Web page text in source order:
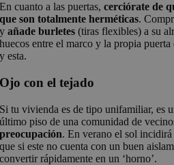
En cuanto a las puertas,cerciórate de
que son totalmente herméticas.
yañade burletes (tiras flexibles) a su
huecos entre el marco y la propia
y esta.
Ojo con el tejado
Si tu vivienda es de tipo unifamiliar, es
último piso de una comunidad de
preocupación. En verano el sol
que si este no cuenta con un buen
convertir rápidamente en un ‘horno’.